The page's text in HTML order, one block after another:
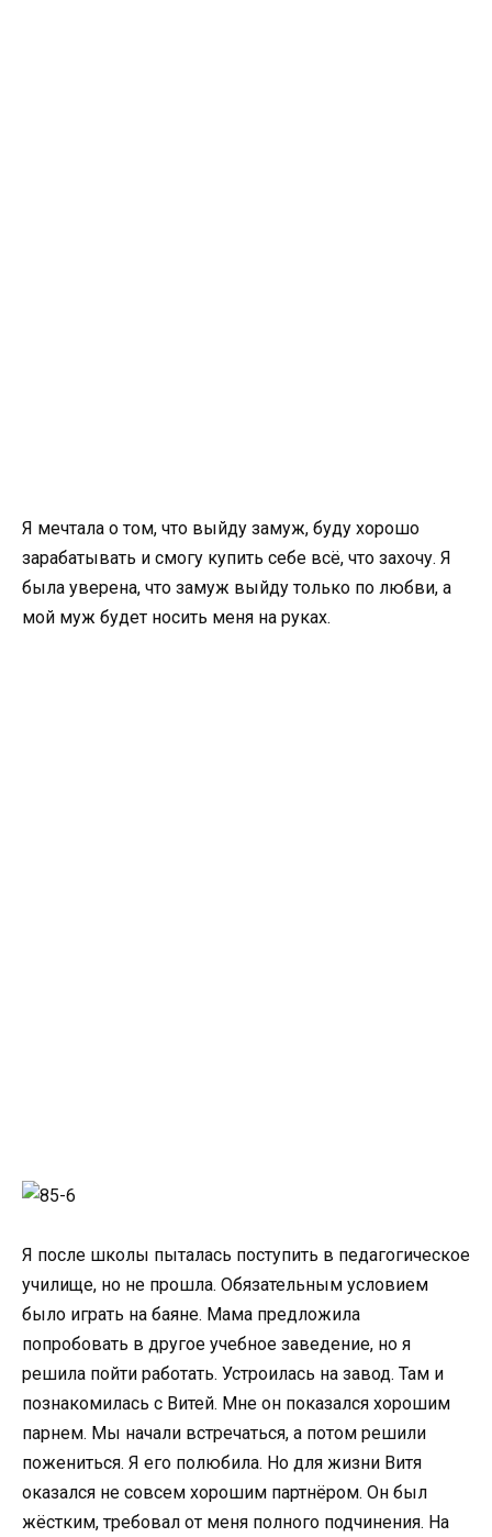
Я мечтала о том, что выйду замуж, буду хорошо
зарабатывать и смогу купить себе всё, что захочу. Я
была уверена, что замуж выйду только по любви, а
мой муж будет носить меня на руках.
Я после школы пыталась поступить в педагогическое
училище, но не прошла. Обязательным условием
было играть на баяне. Мама предложила
попробовать в другое учебное заведение, но я
решила пойти работать. Устроилась на завод. Там и
познакомилась с Витей. Мне он показался хорошим
парнем. Мы начали встречаться, а потом решили
пожениться. Я его полюбила. Но для жизни Витя
оказался не совсем хорошим партнёром. Он был
жёстким, требовал от меня полного подчинения. На